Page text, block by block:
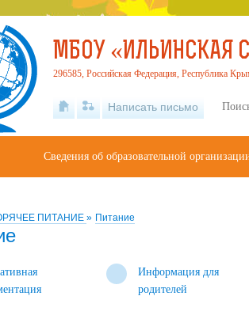
ПИТАНИЕ » Питание
Информация для
родителей
МБОУ «ИЛЬИНСКАЯ
296585, Российская Федерация, Республика
Написать письмо
Сведения об образовательной